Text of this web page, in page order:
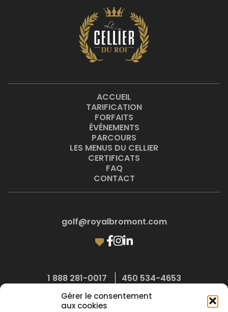
Gérer le consentement
aux cookies
ACCUEIL
TARIFICATION
FORFAITS
ÉVÉNEMENTS
PARCOURS
LES MENUS DU CELLIER
CERTIFICATS
FAQ
CONTACT
golf@royalbromont.com
1 888 281-0017
450 534-4653
400, chemin Compton, Bromont (Québec) J2L 1E9